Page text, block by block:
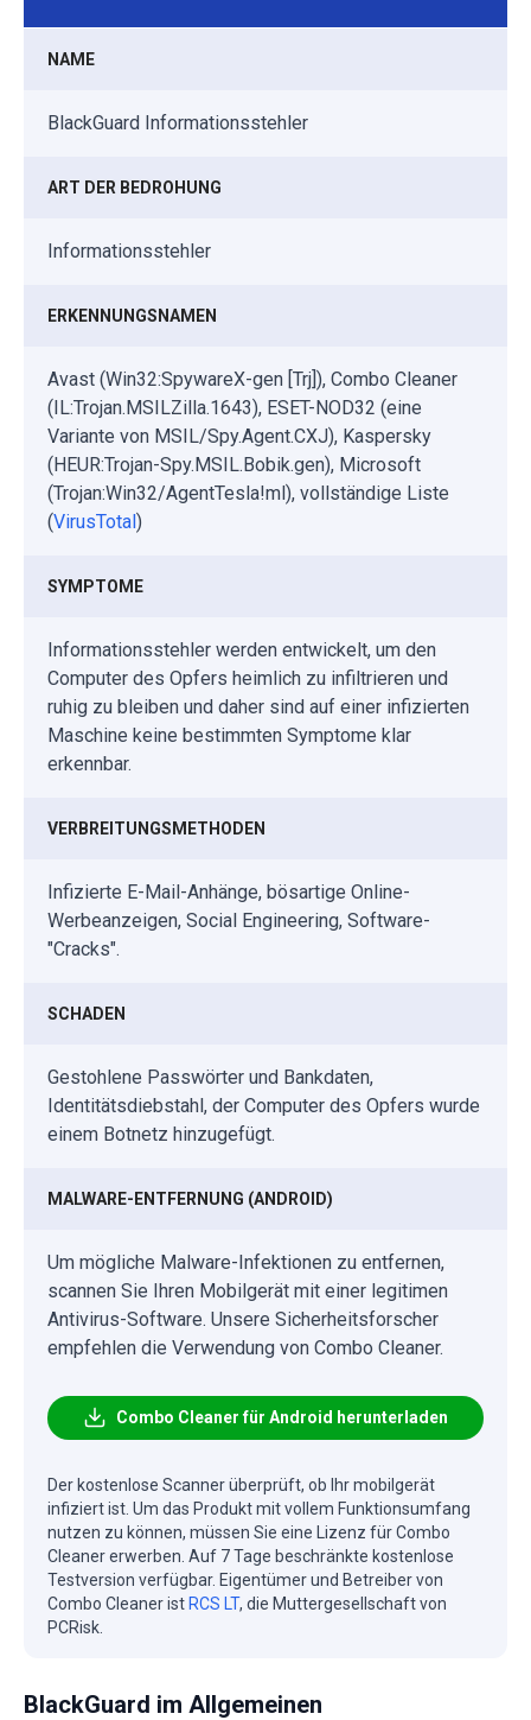
NAME
BlackGuard Informationsstehler
ART DER BEDROHUNG
Informationsstehler
ERKENNUNGSNAMEN
Avast (Win32:SpywareX-gen [Trj]), Combo Cleaner
(IL:Trojan.MSILZilla.1643), ESET-NOD32 (eine
Variante von MSIL/Spy.Agent.CXJ), Kaspersky
(HEUR:Trojan-Spy.MSIL.Bobik.gen), Microsoft
(Trojan:Win32/AgentTesla!ml), vollständige Liste
(VirusTotal)
SYMPTOME
Informationsstehler werden entwickelt, um den
Computer des Opfers heimlich zu infiltrieren und
ruhig zu bleiben und daher sind auf einer infizierten
Maschine keine bestimmten Symptome klar
erkennbar.
VERBREITUNGSMETHODEN
Infizierte E-Mail-Anhänge, bösartige Online-
Werbeanzeigen, Social Engineering, Software-
"Cracks".
SCHADEN
Gestohlene Passwörter und Bankdaten,
Identitätsdiebstahl, der Computer des Opfers wurde
einem Botnetz hinzugefügt.
MALWARE-ENTFERNUNG (ANDROID)
Um mögliche Malware-Infektionen zu entfernen,
scannen Sie Ihren Mobilgerät mit einer legitimen
Antivirus-Software. Unsere Sicherheitsforscher
empfehlen die Verwendung von Combo Cleaner.
Combo Cleaner für Android herunterladen
Der kostenlose Scanner überprüft, ob Ihr mobilgerät
infiziert ist. Um das Produkt mit vollem Funktionsumfang
nutzen zu können, müssen Sie eine Lizenz für Combo
Cleaner erwerben. Auf 7 Tage beschränkte kostenlose
Testversion verfügbar. Eigentümer und Betreiber von
Combo Cleaner ist RCS LT, die Muttergesellschaft von
PCRisk.
BlackGuard im Allgemeinen